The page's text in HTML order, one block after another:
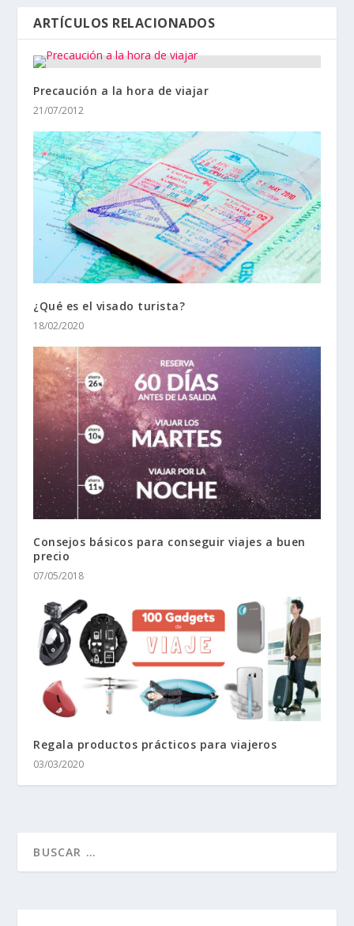
ARTÍCULOS RELACIONADOS
Precaución a la hora de viajar
21/07/2012
¿Qué es el visado turista?
18/02/2020
Consejos básicos para conseguir viajes a buen
precio
07/05/2018
Regala productos prácticos para viajeros
03/03/2020